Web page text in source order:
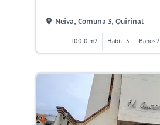
Neiva, Comuna 3, Quirinal
100.0 m2 Habit. 3 Baños 2